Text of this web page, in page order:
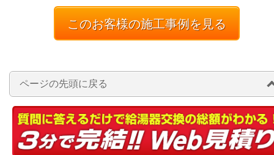
このお客様の施工事例を見る
ページの先頭に戻る